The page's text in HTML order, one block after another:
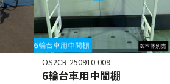
OS2CR-250910-009
6輪台車用中間棚